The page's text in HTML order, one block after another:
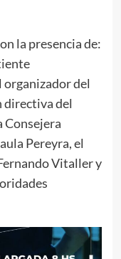
la presencia de:
organizador del
directiva del
Consejera
Pereyra, el
Vitaller y